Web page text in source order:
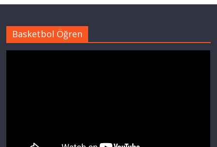
Basketbol Öğren